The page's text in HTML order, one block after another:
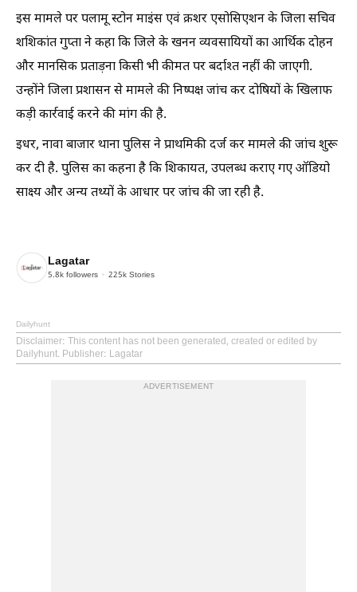
इस मामले पर पलामू स्टोन माइंस एवं क्रशर एसोसिएशन के जिला सचिव
शशिकांत गुप्ता ने कहा कि जिले के खनन व्यवसायियों का आर्थिक दोहन
और मानसिक प्रताड़ना किसी भी कीमत पर बर्दाश्त नहीं की जाएगी.
उन्होंने जिला प्रशासन से मामले की निष्पक्ष जांच कर दोषियों के खिलाफ
कड़ी कार्रवाई करने की मांग की है.
इधर, नावा बाजार थाना पुलिस ने प्राथमिकी दर्ज कर मामले की जांच शुरू
कर दी है. पुलिस का कहना है कि शिकायत, उपलब्ध कराए गए ऑडियो
साक्ष्य और अन्य तथ्यों के आधार पर जांच की जा रही है.
Lagatar
5.8k followers 225k Stories
Dailyhunt
Disclaimer: This content has not been generated, created or edited by
Dailyhunt. Publisher: Lagatar
ADVERTISEMENT